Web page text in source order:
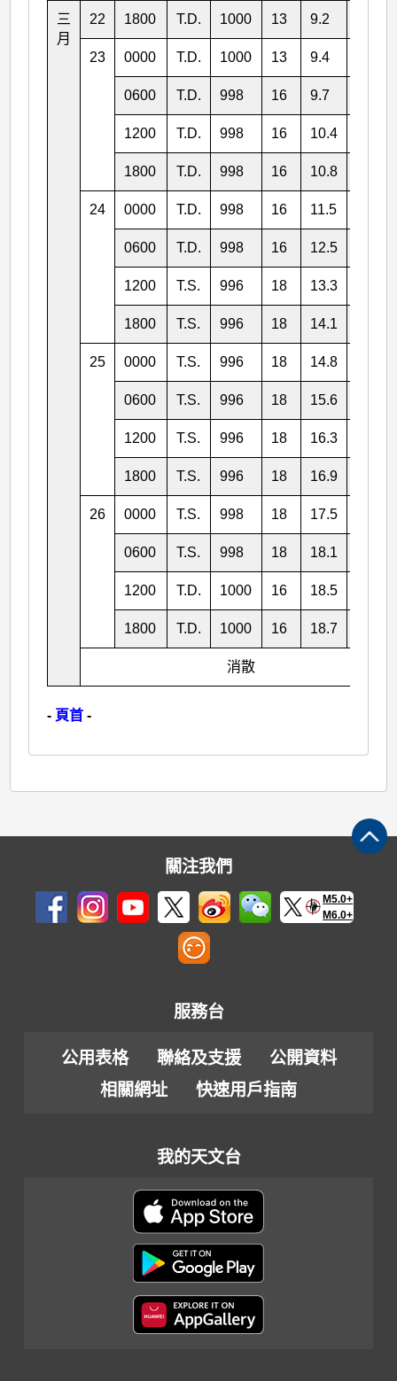
三
月
22 1800 T.D. 1000 13 9.2
23 0000 T.D. 1000 13 9.4
0600 T.D. 998 16 9.7
1200 T.D. 998 16 10.4
1800 T.D. 998 16 10.8
24 0000 T.D. 998 16 11.5
0600 T.D. 998 16 12.5
1200 T.S. 996 18 13.3
1800 T.S. 996 18 14.1
25 0000 T.S. 996 18 14.8
0600 T.S. 996 18 15.6
1200 T.S. 996 18 16.3
1800 T.S. 996 18 16.9
26 0000 T.S. 998 18 17.5
0600 T.S. 998 18 18.1
1200 T.D. 1000 16 18.5
1800 T.D. 1000 16 18.7
消散
- 頁首 -
關注我們
M5.0+
M6.0+
服務台
公用表格 聯絡及支援
公開資料
相關網址
快速用戶指南
我的天文台